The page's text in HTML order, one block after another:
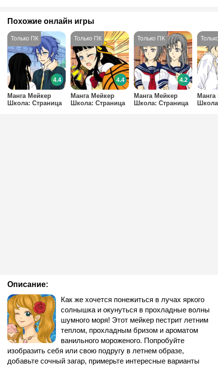
Описание:
Как же хочется понежиться в лучах яркого
солнышка и окунуться в прохладные волны
шумного моря! Этот мейкер пестрит летним
теплом, прохладным бризом и ароматом
ванильного мороженого. Попробуйте
изобразить себя или свою подругу в летнем образе,
добавьте сочный загар, примерьте интересные варианты
Похожие онлайн игры
Манга Мейкер
Школа: Страница
4.4
Манга Мейкер
Школа: Страница
4.4
Манга Мейкер
Школа: Страница
4.2